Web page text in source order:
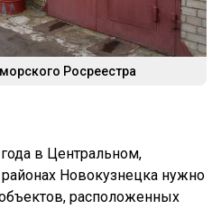
Росреестра
в Центральном,
Новокузнецка нужно
расположенных